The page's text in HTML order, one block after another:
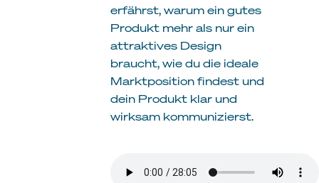
erfährst, warum ein gutes
Produkt mehr als nur ein
attraktives Design
braucht, wie du die ideale
Marktposition findest und
dein Produkt klar und
wirksam kommunizierst.